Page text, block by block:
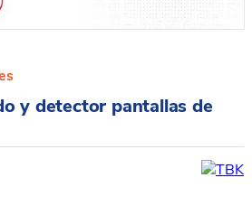
y detector pantallas de